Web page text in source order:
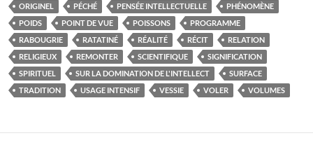
ORIGINEL
PÉCHÉ PENSÉE INTELLECTUELLE
PHÉNOMÈNE
POIDS
POINT DE VUE POISSONS
PROGRAMME
RABOUGRIE
RATATINÉ RÉALITÉ RÉCIT
RELATION
RELIGIEUX
REMONTER SCIENTIFIQUE
SIGNIFICATION
SPIRITUEL
SUR LA DOMINATION DE L'INTELLECT
SURFACE
TRADITION
USAGE INTENSIF VESSIE VOLER VOLUMES